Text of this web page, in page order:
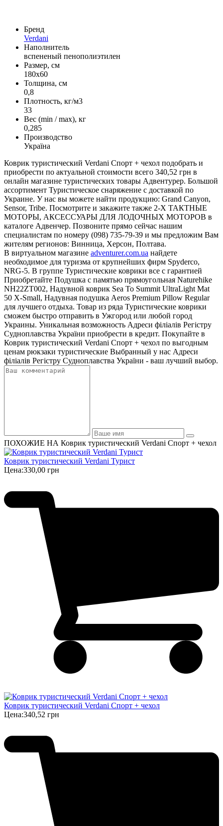
Бренд
Verdani
Наполнитель
вспененый пенополиэтилен
Размер, см
180x60
Толщина, см
0,8
Плотность, кг/м3
33
Вес (min / max), кг
0,285
Производство
Україна
Коврик туристический Verdani Спорт + чехол подобрать и
приобрести по актуальной стоимости всего 340,52 грн в
онлайн магазине туристических товары Адвентурер. Большой
ассортимент Туристическое снаряжение с доставкой по
Украине. У нас вы можете найти продукцию: Grand Canyon,
Sensor, Tribe. Посмотрите и закажите также 2-Х ТАКТНЫЕ
МОТОРЫ, АКСЕССУАРЫ ДЛЯ ЛОДОЧНЫХ МОТОРОВ в
каталоге Адвенчер. Позвоните прямо сейчас нашим
специалистам по номеру (098) 735-79-39 и мы предложим Вам
жителям регионов: Винница, Херсон, Полтава.
В виртуальном магазине adventurer.com.ua найдете
необходимое для туризма от крупнейших фирм Spyderco,
NRG-5. В группе Туристические коврики все с гарантией
Приобретайте Подушка с памятью прямоугольная Naturehike
NH22ZT002, Надувной коврик Sea To Summit UltraLight Mat
50 X-Small, Надувная подушка Aeros Premium Pillow Regular
для лучшего отдыха. Товар из ряда Туристические коврики
сможем быстро отправить в Ужгород или любой город
Украины. Уникальная возможность Адреси філіалів Регістру
Судноплавства України приобрести в кредит. Покупайте в
Коврик туристический Verdani Спорт + чехол по выгодным
ценам рюкзаки туристические Выбранный у нас Адреси
філіалів Регістру Судноплавства України - ваш лучший выбор.
ПОХОЖИЕ НА Коврик туристический Verdani Спорт + чехол
Коврик туристический Verdani Турист
Цена:330,00 грн
Коврик туристический Verdani Спорт + чехол
Цена:340,52 грн